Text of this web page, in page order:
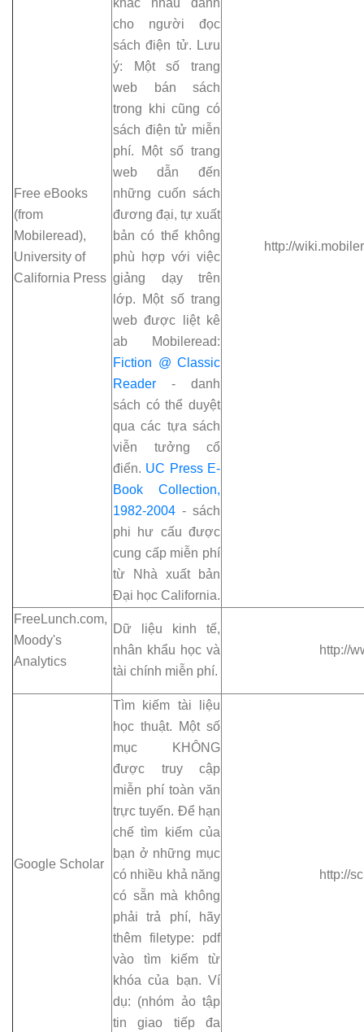
Free eBooks
(from
Mobileread),
University of
California Press
khác nhau dành
cho người đọc
sách điện tử. Lưu
ý: Một số trang
web bán sách
trong khi cũng có
sách điện tử miễn
phí. Một số trang
web dẫn đến
những cuốn sách
đương đại, tự xuất
bản có thể không
phù hợp với việc
giảng dạy trên
lớp. Một số trang
web được liệt kê
ab Mobileread:
Fiction @ Classic
Reader - danh
sách có thể duyệt
qua các tựa sách
viễn tưởng cổ
điển. UC Press E-
Book Collection,
1982-2004 - sách
phi hư cấu được
cung cấp miễn phí
từ Nhà xuất bản
Đại học California.
http://
FreeLunch.com,
Moody's
Analytics
Dữ liệu kinh tế,
nhân khẩu học và
tài chính miễn phí.
http://
Google Scholar
Tìm kiếm tài liệu
học thuật. Một số
mục KHÔNG
được truy cập
miễn phí toàn văn
trực tuyến. Để hạn
chế tìm kiếm của
bạn ở những mục
có nhiều khả năng
có sẵn mà không
phải trả phí, hãy
thêm filetype: pdf
vào tìm kiếm từ
khóa của bạn. Ví
dụ: (nhóm ảo tập
tin giao tiếp đa
http://